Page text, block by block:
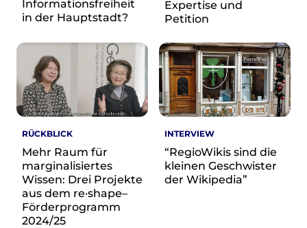
Verschlusssache Prüfung
Wikipedia-Schwesterprojekte
MediaWiki
Wikibase
Wikibooks
Wikisource
Wiktionary
Wikiversity
Wikivoyage
Über uns
Informationsfreiheit
in der Hauptstadt?
Expertise und
Petition
RÜCKBLICK
Mehr Raum für
marginalisiertes
Wissen: Drei Projekte
aus dem re·shape–
Förderprogramm
2024/25
INTERVIEW
“RegioWikis sind die
kleinen Geschwister
der Wikipedia”